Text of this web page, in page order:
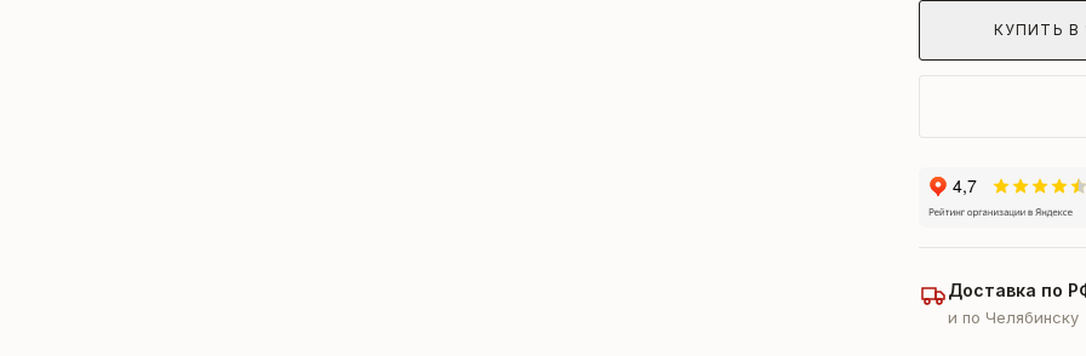
КУПИТЬ В
Доставка по
и по Челябинску